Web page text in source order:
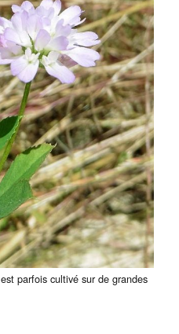
est parfois cultivé sur de grandes